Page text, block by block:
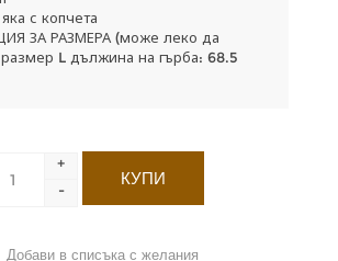
с копчета
ЗА РАЗМЕРА (може леко да
L дължина на гърба: 68.5
+
-